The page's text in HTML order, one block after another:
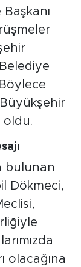
oldu.
bulunan
Dökmeci,
olacağına